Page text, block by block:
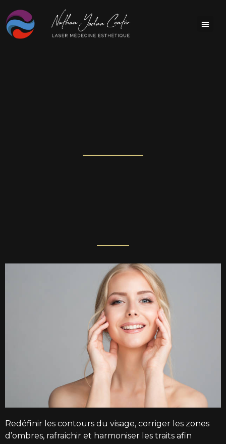
Redéfinir les contours du visage, corriger les zones
d’ombres, rafraichir et harmoniser les traits afin